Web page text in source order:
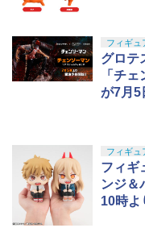
￥
フィギュ
グロテ
「チ
が7月5
フィギュ
フィギ
ンジ＆
10時よ